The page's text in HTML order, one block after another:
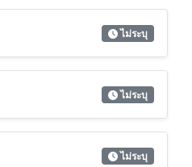
ไม่ระบุ
ไม่ระบุ
ไม่ระบุ